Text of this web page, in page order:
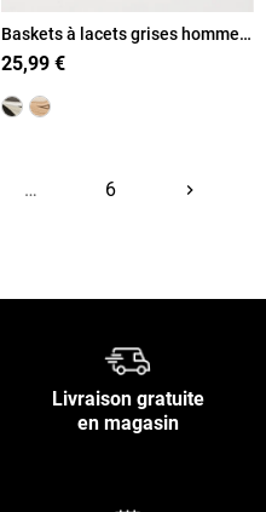
Baskets à lacets grises homme
(40-46)
25,99 €
… 6 keyboard_arrow_rightSuivant
Livraison gratuite
en magasin